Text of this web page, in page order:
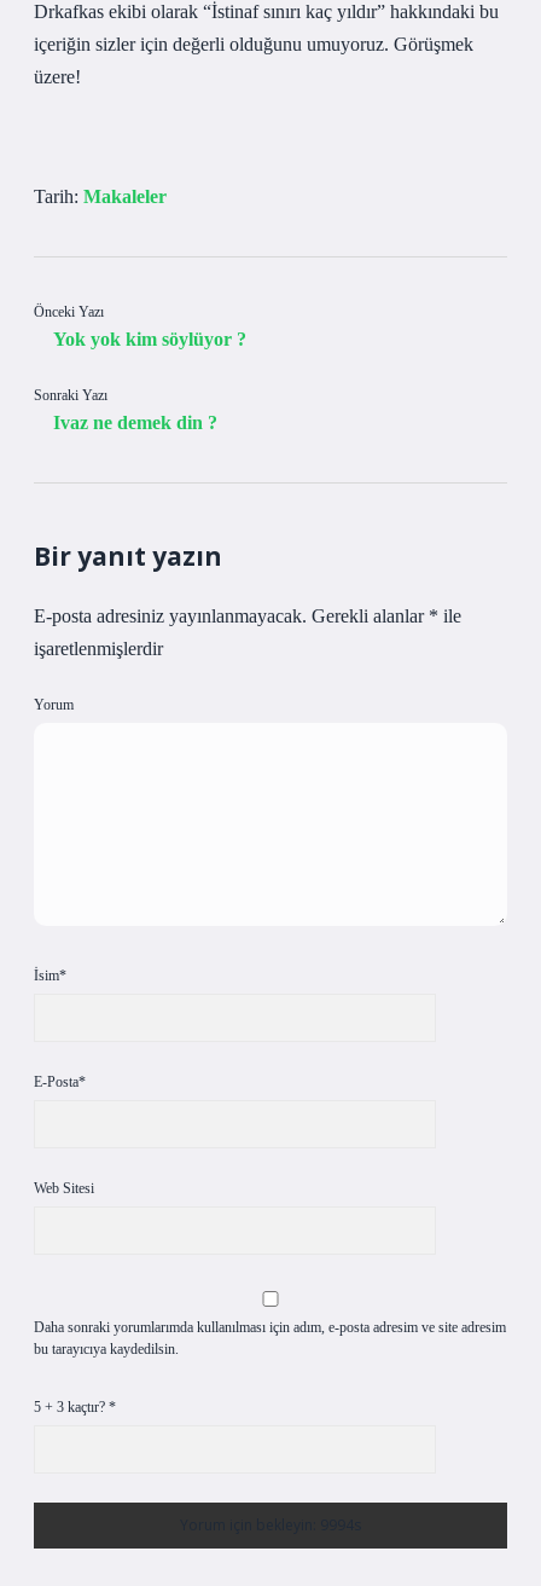
Drkafkas ekibi olarak “İstinaf sınırı kaç yıldır” hakkındaki bu
içeriğin sizler için değerli olduğunu umuyoruz. Görüşmek
üzere!
Tarih: Makaleler
Önceki Yazı
Yok yok kim söylüyor ?
Sonraki Yazı
Ivaz ne demek din ?
Bir yanıt yazın
E-posta adresiniz yayınlanmayacak. Gerekli alanlar * ile
işaretlenmişlerdir
Yorum
İsim*
E-Posta*
Web Sitesi
Daha sonraki yorumlarımda kullanılması için adım, e-posta adresim ve site adresim
bu tarayıcıya kaydedilsin.
5 + 3 kaçtır? *